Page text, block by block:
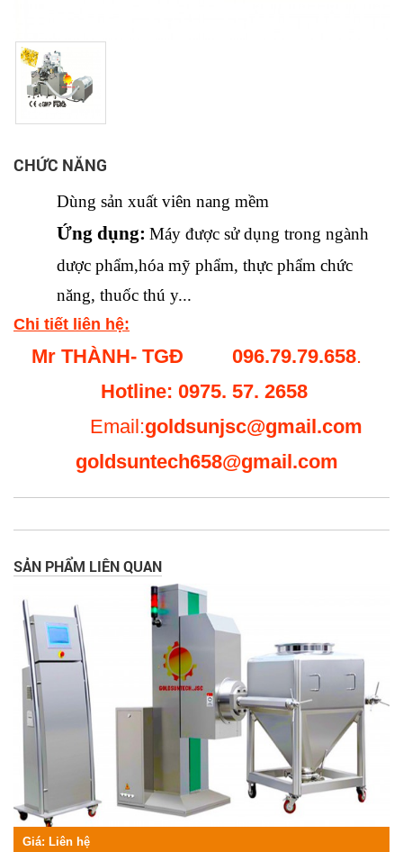
CHỨC NĂNG
Dùng sản xuất viên nang mềm
Ứng dụng: Máy được sử dụng trong ngành
dược phẩm,hóa mỹ phẩm, thực phẩm chức
năng, thuốc thú y...
Chi tiết liên hệ:
Mr THÀNH- TGĐ 096.79.79.658.
Hotline: 0975. 57. 2658
Email:goldsunjsc@gmail.com
goldsuntech658@gmail.com
SẢN PHẨM LIÊN QUAN
Giá: Liên hệ